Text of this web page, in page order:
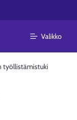
Valikko
työllistämistuki